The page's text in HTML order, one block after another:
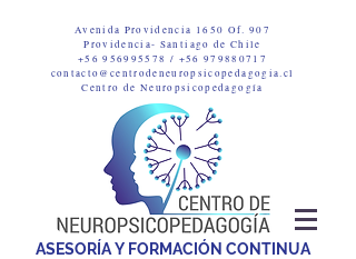
Avenida Providencia 1650 Of. 907
Providencia- Santiago de Chile
+56 956995578 / +56 979880717
contacto@centrodeneuropsicopedagogia.cl
Centro de Neuropsicopedagogía
ASESORÍA Y FORMACIÓN CONTINUA